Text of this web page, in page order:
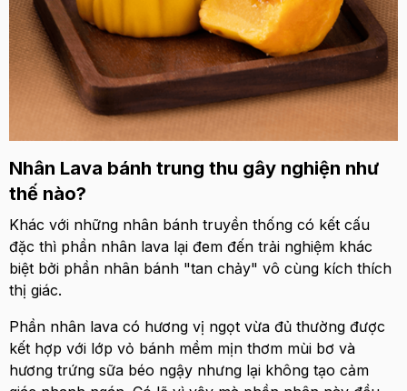
Nhân Lava bánh trung thu gây nghiện như
thế nào?
Khác với những nhân bánh truyền thống có kết cấu
đặc thì phần nhân lava lại đem đến trải nghiệm khác
biệt bởi phần nhân bánh "tan chảy" vô cùng kích thích
thị giác.
Phần nhân lava có hương vị ngọt vừa đủ thường được
kết hợp với lớp vỏ bánh mềm mịn thơm mùi bơ và
hương trứng sữa béo ngậy nhưng lại không tạo cảm